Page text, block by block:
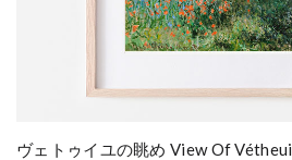
ヴェトゥイユの眺め View Of